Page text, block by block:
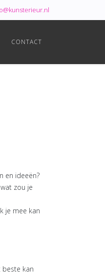
CONTACT
en ideeën?
zou je
je mee kan
beste kan